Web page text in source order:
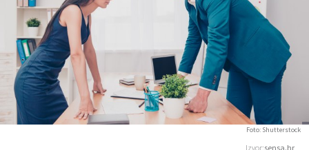
Izvor:sensa.hr
Foto: Shutterstock